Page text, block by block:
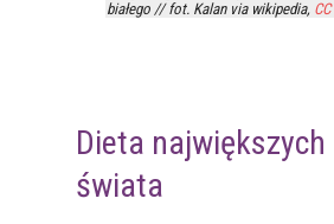
białego // fot. Kalan via wikipedia,
Dieta największych
świata